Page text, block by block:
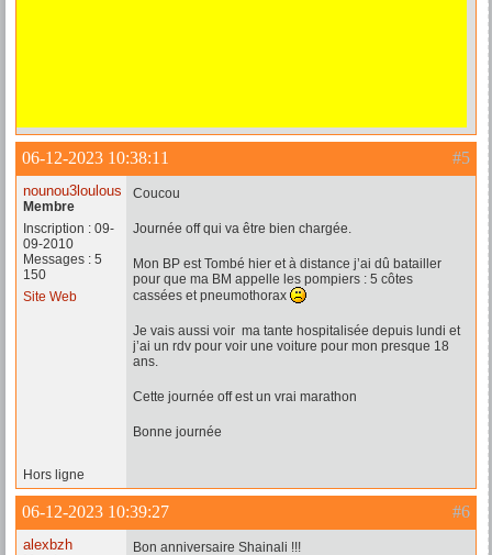
#5
06-12-2023 10:38:11
nounou3loulous
Membre
Inscription : 09-
09-2010
Messages : 5
150
Site Web
Coucou
Journée off qui va être bien chargée.
Mon BP est Tombé hier et à distance j’ai dû batailler
pour que ma BM appelle les pompiers : 5 côtes
cassées et pneumothorax
Je vais aussi voir ma tante hospitalisée depuis lundi et
j’ai un rdv pour voir une voiture pour mon presque 18
ans.
Cette journée off est un vrai marathon
Bonne journée
Hors ligne
#6
06-12-2023 10:39:27
alexbzh
Bon anniversaire Shainali !!!